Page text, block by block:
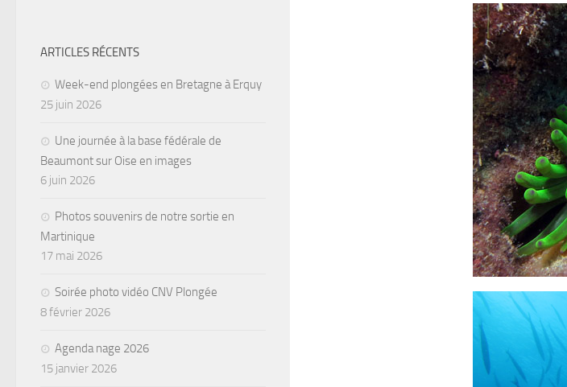
ARTICLES RÉCENTS
Week-end plongées en Bretagne à Erquy
25 juin 2026
Une journée à la base fédérale de
Beaumont sur Oise en images
6 juin 2026
Photos souvenirs de notre sortie en
Martinique
17 mai 2026
Soirée photo vidéo CNV Plongée
8 février 2026
Agenda nage 2026
15 janvier 2026